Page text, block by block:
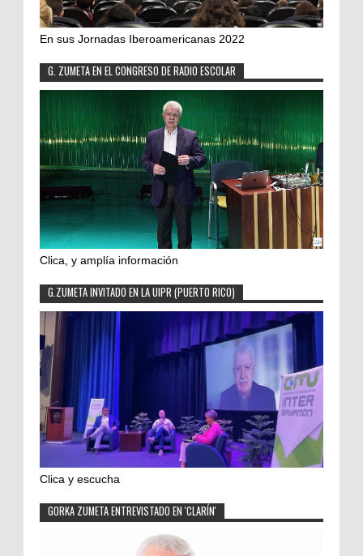
En sus Jornadas Iberoamericanas 2022
G. ZUMETA EN EL CONGRESO DE RADIO ESCOLAR
Clica, y amplía información
G.ZUMETA INVITADO EN LA UIPR (PUERTO RICO)
Clica y escucha
GORKA ZUMETA ENTREVISTADO EN 'CLARÍN'